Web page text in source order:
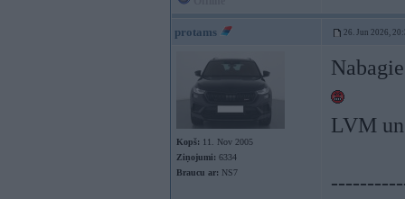
protams 26. Jun 2026,
Kopš: 11. Nov 2005
Ziņojumi: 6334
Braucu ar: NS7
LVM